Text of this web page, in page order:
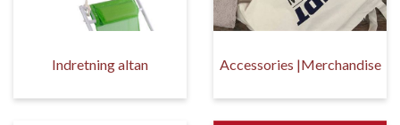
Indretning altan Accessories |Merchandise